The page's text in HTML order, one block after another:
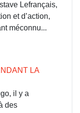
Lefrançais,
et d’action,
méconnu...
LA
il y a
des